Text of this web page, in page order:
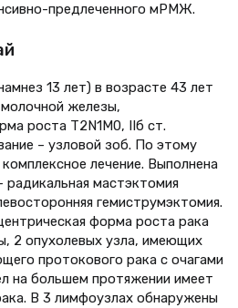
предлеченного мРМЖ.
13 лет) в возрасте 43 лет
железы,
роста Т2N1М0, IIб ст.
– узловой зоб. По этому
лечение. Выполнена
радикальная мастэктомия
гемиструмэктомия.
форма роста рака
2 опухолевых узла, имеющих
протокового рака с очагами
на большем протяжении имеет
В 3 лимфоузлах обнаружены